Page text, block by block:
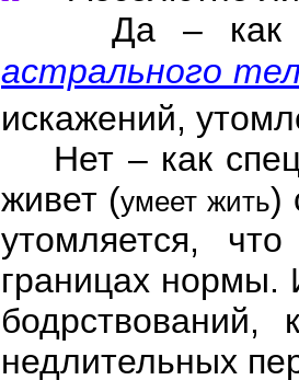
Да – как
астрального
искажений,
Нет – как
живет (умеет жить)
утомляется,
границах нормы.
недлительных